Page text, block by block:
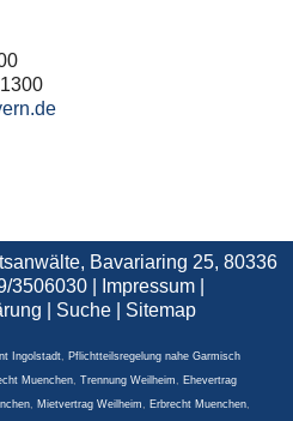
Bavariaring 25, 80336
3506030 |
Impressum|
Suche| Sitemap
Ingolstadt, Pflichtteilsregelung nahe Garmisch
Muenchen, Trennung Weilheim, Ehevertrag
, Mietvertrag Weilheim, Erbrecht Muenchen,